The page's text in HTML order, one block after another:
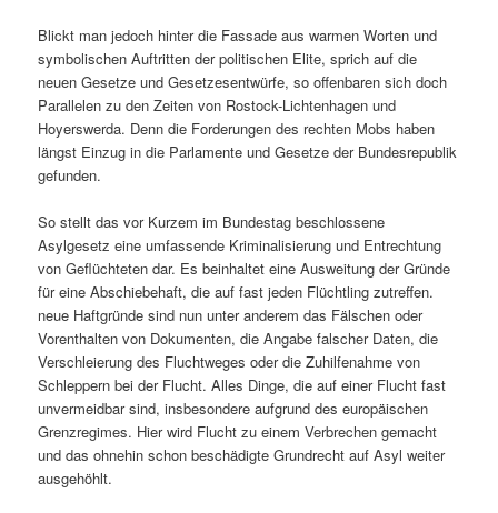
Blickt man jedoch hinter die Fassade aus warmen Worten und
symbolischen Auftritten der politischen Elite, sprich auf die
neuen Gesetze und Gesetzesentwürfe, so offenbaren sich doch
Parallelen zu den Zeiten von Rostock-Lichtenhagen und
Hoyerswerda. Denn die Forderungen des rechten Mobs haben
längst Einzug in die Parlamente und Gesetze der Bundesrepublik
gefunden.
So stellt das vor Kurzem im Bundestag beschlossene
Asylgesetz eine umfassende Kriminalisierung und Entrechtung
von Geflüchteten dar. Es beinhaltet eine Ausweitung der Gründe
für eine Abschiebehaft, die auf fast jeden Flüchtling zutreffen.
neue Haftgründe sind nun unter anderem das Fälschen oder
Vorenthalten von Dokumenten, die Angabe falscher Daten, die
Verschleierung des Fluchtweges oder die Zuhilfenahme von
Schleppern bei der Flucht. Alles Dinge, die auf einer Flucht fast
unvermeidbar sind, insbesondere aufgrund des europäischen
Grenzregimes. Hier wird Flucht zu einem Verbrechen gemacht
und das ohnehin schon beschädigte Grundrecht auf Asyl weiter
ausgehöhlt.